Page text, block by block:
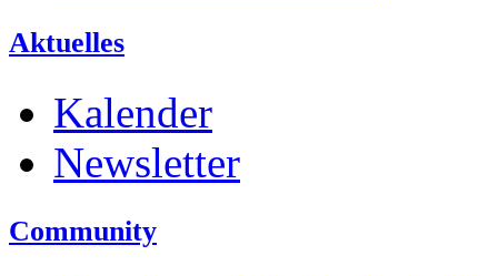
Aktuelles
Kalender
Newsletter
Community